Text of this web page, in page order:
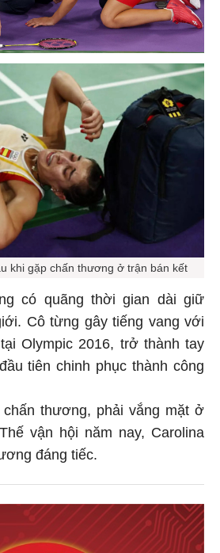
khi gặp chấn thương ở trận bán kết
có quãng thời gian dài giữ
Cô từng gây tiếng vang với
Olympic 2016, trở thành tay
tiên chinh phục thành công
thương, phải vắng mặt ở
vận hội năm nay, Carolina
đáng tiếc.